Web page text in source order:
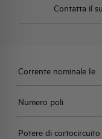
Contatta il
Corrente nominale Ie
Numero poli
Potere di